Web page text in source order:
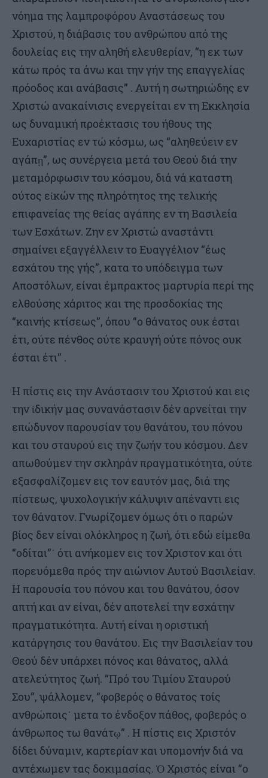
νόημα της λαμπροφόρου Αναστάσεως του
Χριστού, η διάβασις του ανθρώπου από της
δουλείας εις την αληθή ελευθερίαν, “η εκ των
κάτω πρός τα άνω και την γήν της επαγγελίας
πρόοδος και ανάβασις” . Αυτή η σωτηριώδης εν
Χριστώ ανακαίνισις ενεργείται εν τη Εκκλησία
ως δυναμική προέκτασις του ήθους της
Ευχαριστίας εν τώ κόσμω, ως “αληθεύειν εν
αγάπῃ”, ως συνέργεια μετά του Θεού διά την
μεταμόρφωσιν του κόσμου, διά νά καταστη
ούτος εἰκών της πληρότητος της τελικής
επιφανείας της θείας αγάπης εν τη Βασιλεία
των Εσχάτων. Ζην εν Χριστώ αναστάντι
σημαίνει εξαγγέλλειν το Ευαγγέλιον “έως
εσχάτου της γής”, κατα το υπόδειγμα των
Αποστόλων, είναι έμπρακτος μαρτυρία περί της
ελθούσης χάριτος και της προσδοκίας της
“καινής κτίσεως”, όπου “ο θάνατος ουκ έσται
έτι, ούτε πένθος ούτε κραυγή ούτε πόνος ουκ
έσται έτι” .
Η πίστις εις την Ανάστασιν του Χριστού και εις
την ἰδικήν μας συνανάστασιν δέν αρνείται την
επώδυνον παρουσίαν του θανάτου, του πόνου
και του σταυρού εις την ζωήν του κόσμου. Δεν
απωθούμεν την σκληράν πραγματικότητα, ούτε
εξασφαλίζομεν εις τον εαυτόν μας, διά της
πίστεως, ψυχολογικήν κάλυψιν απέναντι εις
τον θάνατον. Γνωρίζομεν όμως ότι ο παρών
βίος δεν είναι ολόκληρος η ζωή, ότι εδώ είμεθα
“οδίται”˙ ότι ανήκομεν εις τον Χριστον και ότι
πορευόμεθα πρός την αιώνιον Αυτού Βασιλείαν.
Η παρουσία του πόνου και του θανάτου, όσον
απτή και αν είναι, δέν αποτελεί την εσχάτην
πραγματικότητα. Αυτή είναι η οριστική
κατάργησις του θανάτου. Εις την Βασιλείαν του
Θεού δέν υπάρχει πόνος και θάνατος, αλλά
ατελεύτητος ζωή. “Πρό του Τιμίου Σταυρού
Σου”, ψάλλομεν, “φοβερός ο θάνατος τοίς
ανθρώποις˙ μετα το ένδοξον πάθος, φοβερός ο
άνθρωπος τω θανάτῳ” . Η πίστις εις Χριστόν
δίδει δύναμιν, καρτερίαν και υπομονήν διά να
αντέχωμεν τας δοκιμασίας. Ὁ Χριστός είναι “ο